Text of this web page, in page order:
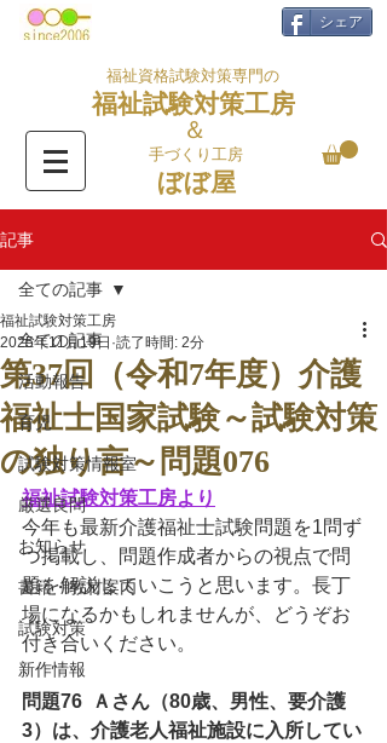
シェア
福祉資格試験対策専門の
福祉試験対策工房
＆
手づくり工房
ぼぼ屋
記事
全ての記事
活動報告
育児
試験対策情報室
厳選良問
お知らせ
書籍・教材案内
試験対策
新作情報
全ての記事
第37回（令和7年度）介護
福祉士国家試験～試験対策
の独り言～問題076
福祉試験対策工房
2025年11月19日 読了時間: 2分
福祉試験対策工房より
今年も最新介護福祉士試験問題を1問ず
つ掲載し、問題作成者からの視点で問
題を解説していこうと思います。長丁
場になるかもしれませんが、どうぞお
付き合いください。
問題76  Ａさん（80歳、男性、要介護
3）は、介護老人福祉施設に入所してい